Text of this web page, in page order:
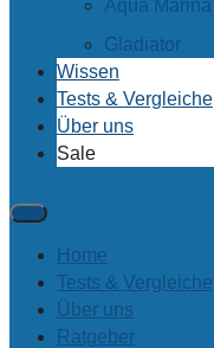
Aqua Marina
Gladiator
Wissen
Tests & Vergleiche
Über uns
Sale
Home
Tests & Vergleiche
Über uns
Ratgeber